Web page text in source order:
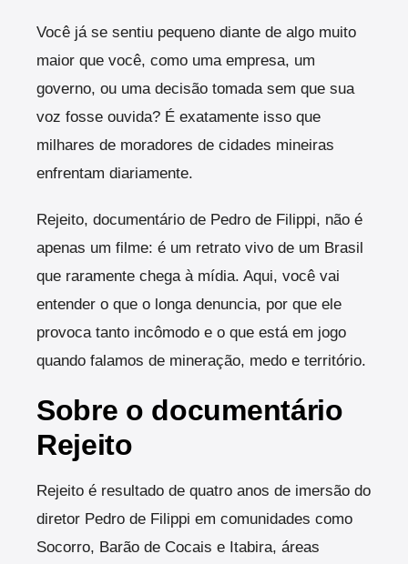
Você já se sentiu pequeno diante de algo muito
maior que você, como uma empresa, um
governo, ou uma decisão tomada sem que sua
voz fosse ouvida? É exatamente isso que
milhares de moradores de cidades mineiras
enfrentam diariamente.
Rejeito, documentário de Pedro de Filippi, não é
apenas um filme: é um retrato vivo de um Brasil
que raramente chega à mídia. Aqui, você vai
entender o que o longa denuncia, por que ele
provoca tanto incômodo e o que está em jogo
quando falamos de mineração, medo e território.
Sobre o documentário
Rejeito
Rejeito é resultado de quatro anos de imersão do
diretor Pedro de Filippi em comunidades como
Socorro, Barão de Cocais e Itabira, áreas